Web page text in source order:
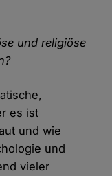
und religiöse
es ist
und wie
und
vieler